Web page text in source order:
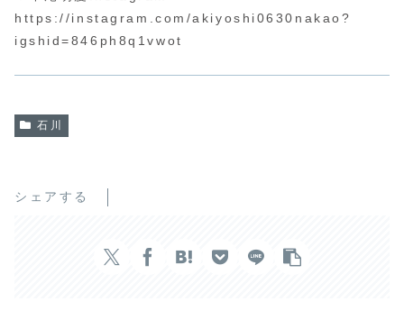
https://instagram.com/akiyoshi0630nakao?
igshid=846ph8q1vwot
石川
シェアする